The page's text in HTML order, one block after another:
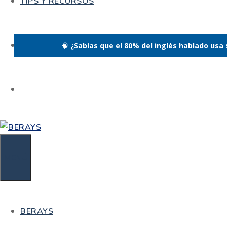
CONJUGADOR
BERAYS
🧠 ¿Sabías que el 80% del inglés hablado
Traducción: